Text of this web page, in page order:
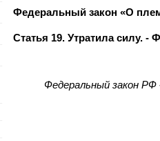
Федеральный закон «О
Статья 19. Утратила силу. -
Федеральный закон